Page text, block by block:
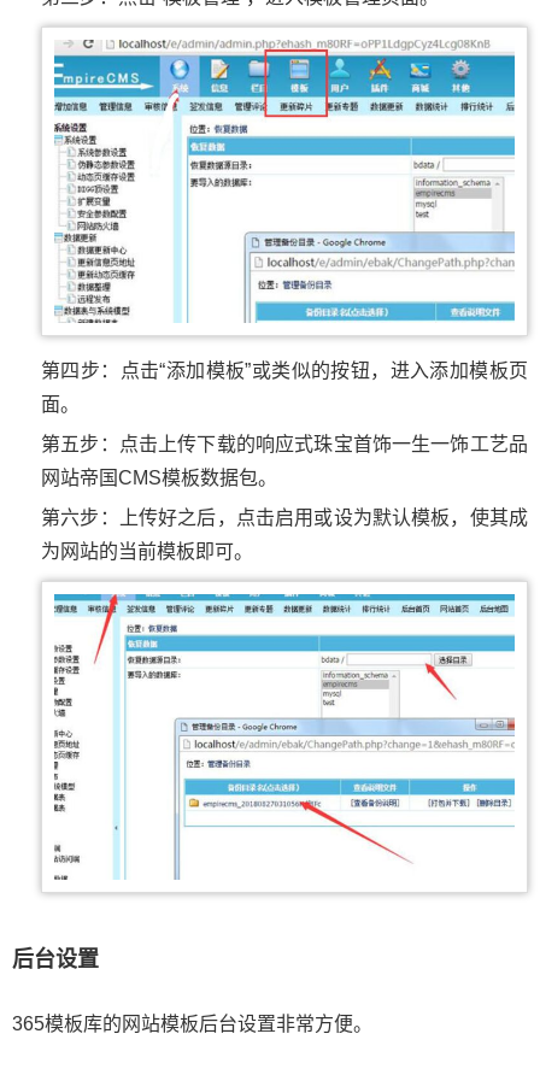
第四步：点击“添加模板”或类似的按钮，进入添加模板页
面。
第五步：点击上传下载的响应式珠宝首饰一生一饰工艺品
网站帝国CMS模板数据包。
第六步：上传好之后，点击启用或设为默认模板，使其成
为网站的当前模板即可。
后台设置
365模板库的网站模板后台设置非常方便。